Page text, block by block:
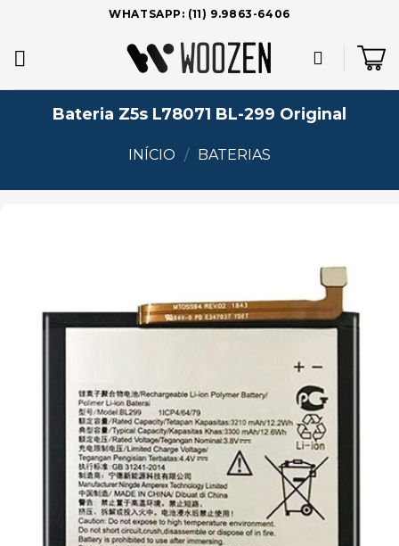
content
WHATSAPP: (11) 9.9863-6406
Bateria Z5s L78071 BL-299 Original
INÍCIO / BATERIAS
Add to
wishlist